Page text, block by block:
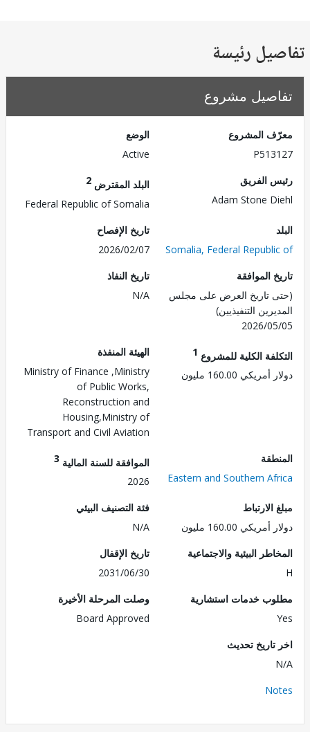
رئيسة
مشروع
المشروع
الفريق
Adam Stone
البلد المقترض
Federal Republic of Somalia
Somalia, Federal
تاريخ الإفصاح
2026/02/07
الموافقة
تاريخ العرض على مجلس
التنفيذيين)
2026/
تاريخ النفاذ
N/A
الكلية للمشروع1
160.00 مليون
الهيئة المنفذة
Ministry of Finance ,Ministry
of Public Works,
Reconstruction and
Housing,Ministry of
Transport and Civil Aviation
Eastern and Southern
الموافقة للسنة المالية3
2026
160.00 مليون
فئة التصنيف البيئي
N/A
البيئية والاجتماعية
تاريخ الإقفال
2031/06/30
خدمات استشارية
وصلت المرحلة الأخيرة
Board Approved
تحديث